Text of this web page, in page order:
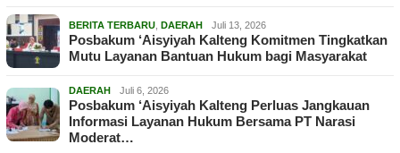
BERITA TERBARU DAERAH Juli 13, 2026
Posbakum ‘Aisyiyah Kalteng Komitmen Tingkatkan
Mutu Layanan Bantuan Hukum bagi Masyarakat
DAERAH Juli 6, 2026
Posbakum ‘Aisyiyah Kalteng Perluas Jangkauan
Informasi Layanan Hukum Bersama PT Narasi
Moderat…